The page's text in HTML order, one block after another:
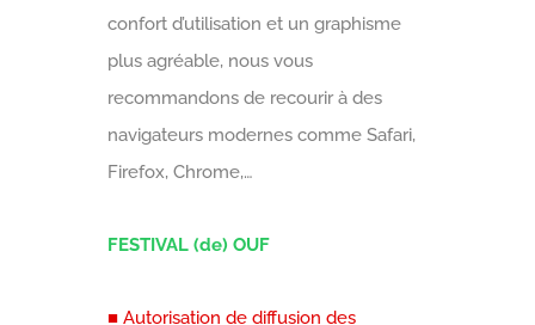
confort d’utilisation et un graphisme
plus agréable, nous vous
recommandons de recourir à des
navigateurs modernes comme Safari,
Firefox, Chrome,…
FESTIVAL (de) OUF
■ Autorisation de diffusion des